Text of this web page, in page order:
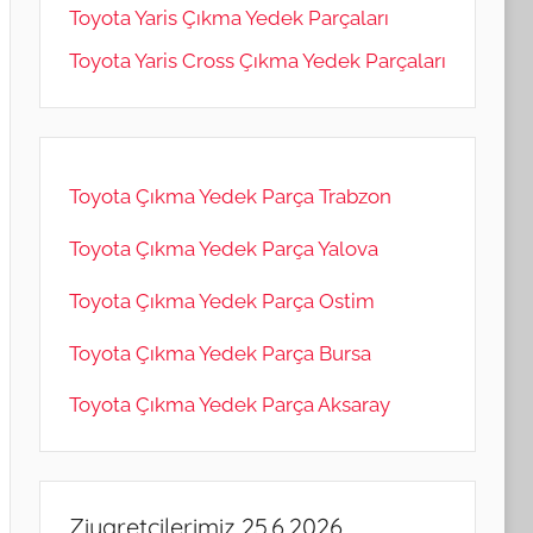
Toyota Yaris Çıkma Yedek Parçaları
Toyota Yaris Cross Çıkma Yedek Parçaları
Toyota Çıkma Yedek Parça Trabzon
Toyota Çıkma Yedek Parça Yalova
Toyota Çıkma Yedek Parça Ostim
Toyota Çıkma Yedek Parça Bursa
Toyota Çıkma Yedek Parça Aksaray
Ziyaretçilerimiz 25.6.2026